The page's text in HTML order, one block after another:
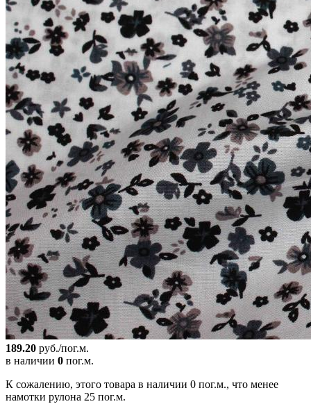
189.20 руб./пог.м.
в наличии 0 пог.м.
К сожалению, этого товара в наличии 0 пог.м., что менее
намотки рулона 25 пог.м.